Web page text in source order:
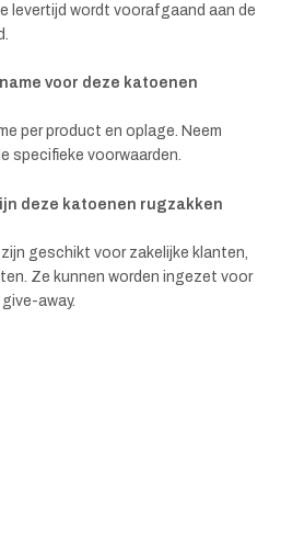
levertijd wordt voorafgaand aan de
voor deze katoenen
per product en oplage. Neem
specifieke voorwaarden.
deze katoenen rugzakken
geschikt voor zakelijke klanten,
Ze kunnen worden ingezet voor
away.